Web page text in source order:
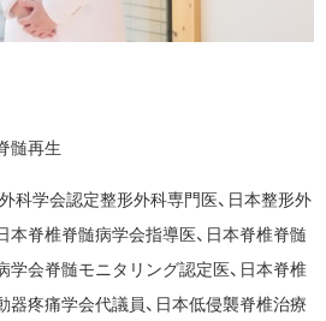
髄再生
科学会認定整形外科専門医、日本整形外
本脊椎脊髄病学会指導医、日本脊椎脊髄
学会脊髄モニタリング認定医、日本脊椎
器疼痛学会代議員、日本低侵襲脊椎治療